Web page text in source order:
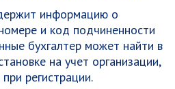
информацию о
и код подчиненности
бухгалтер может найти в
на учет организации,
регистрации.